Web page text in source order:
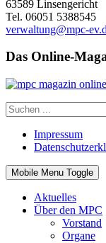
63589 Linsengericht
Tel. 06051 5388545
verwaltung@mpc-
Das Online-
Impressum
Mobile Menu Toggle
Aktuelles
Über den MPC
Vorstand
Organe